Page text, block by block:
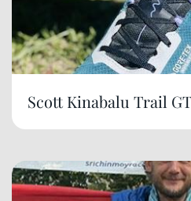
Scott Kinabalu Trail